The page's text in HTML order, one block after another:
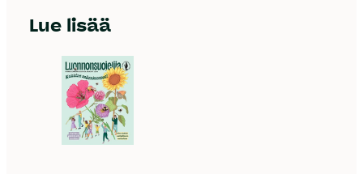
Lue lisää